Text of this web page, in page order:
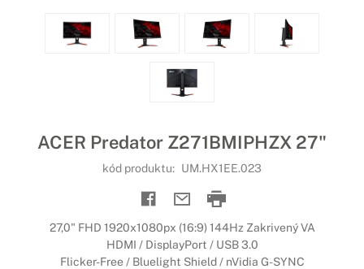
ACER Predator Z271BMIPHZX 27"
kód produktu: UM.HX1EE.023
27,0" FHD 1920x1080px (16:9) 144Hz Zakrivený VA
HDMI / DisplayPort / USB 3.0
Flicker-Free / Bluelight Shield / nVidia G-SYNC